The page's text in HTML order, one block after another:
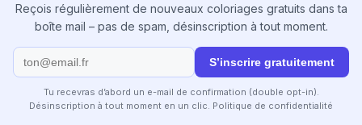
Reçois régulièrement de nouveaux coloriages gratuits dans ta
boîte mail – pas de spam, désinscription à tout moment.
S’inscrire gratuitement
Tu recevras d’abord un e-mail de confirmation (double opt-in).
Désinscription à tout moment en un clic. Politique de confidentialité